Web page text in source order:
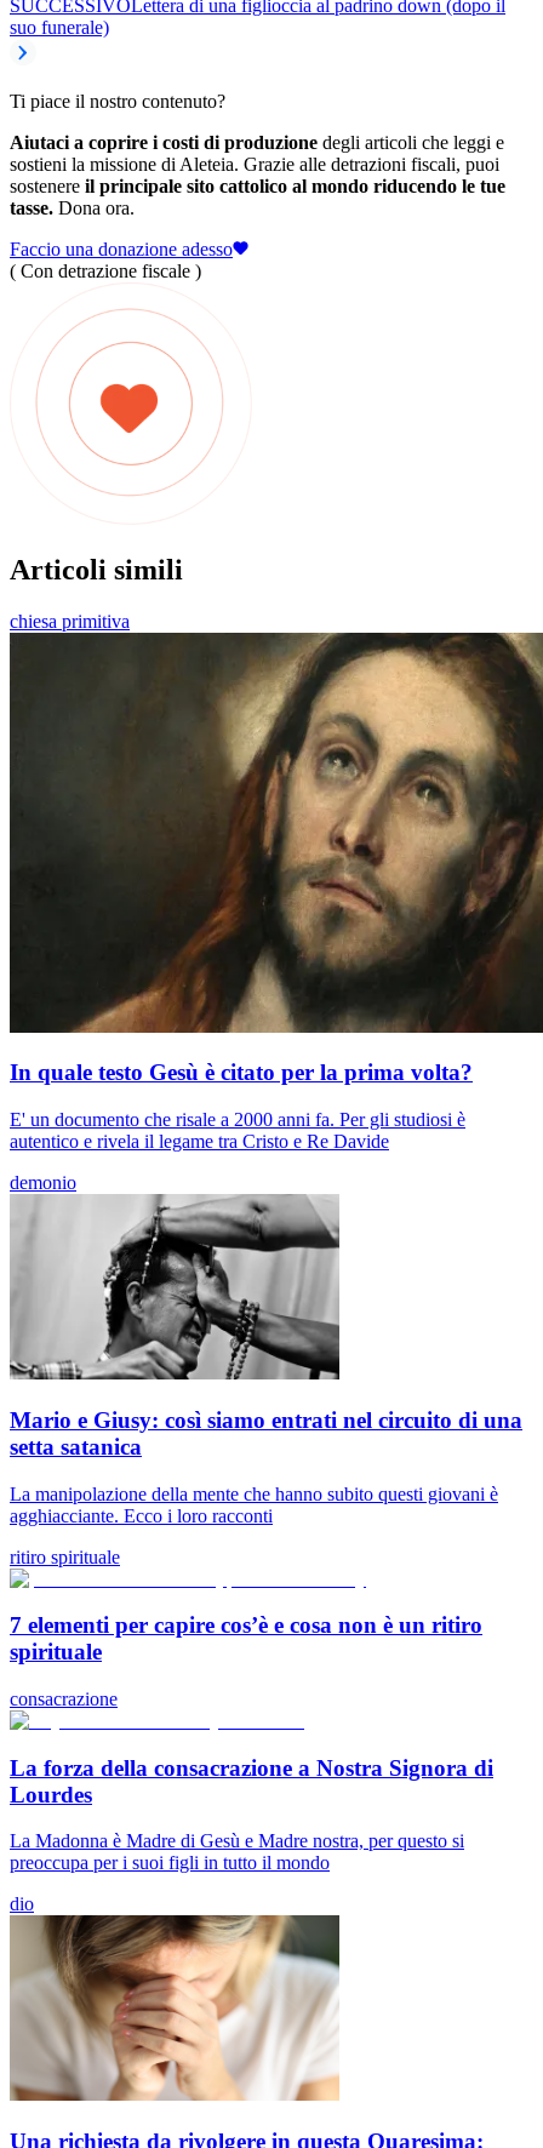
SUCCESSIVOLettera di una figlioccia al padrino down (dopo il
suo funerale)
Ti piace il nostro contenuto?
Aiutaci a coprire i costi di produzione degli articoli che leggi e
sostieni la missione di Aleteia. Grazie alle detrazioni fiscali, puoi
sostenere il principale sito cattolico al mondo riducendo le tue
tasse. Dona ora.
Faccio una donazione adesso
( Con detrazione fiscale )
Articoli simili
chiesa primitiva
In quale testo Gesù è citato per la prima volta?
E' un documento che risale a 2000 anni fa. Per gli studiosi è
autentico e rivela il legame tra Cristo e Re Davide
demonio
Mario e Giusy: così siamo entrati nel circuito di una
setta satanica
La manipolazione della mente che hanno subito questi giovani è
agghiacciante. Ecco i loro racconti
ritiro spirituale
7 elementi per capire cos’è e cosa non è un ritiro
spirituale
consacrazione
La forza della consacrazione a Nostra Signora di
Lourdes
La Madonna è Madre di Gesù e Madre nostra, per questo si
preoccupa per i suoi figli in tutto il mondo
dio
Una richiesta da rivolgere in questa Quaresima: